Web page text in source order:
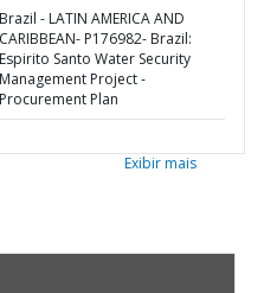
Brazil - LATIN AMERICA AND
CARIBBEAN- P176982- Brazil:
Espirito Santo Water Security
Management Project -
Procurement Plan
Exibir mais